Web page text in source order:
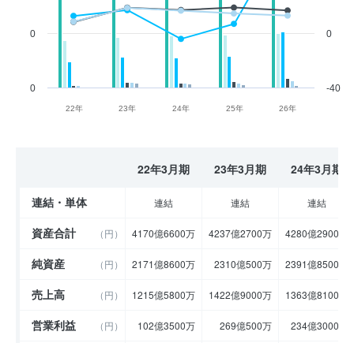
22年 23年 24年 25年 26年
0
0
-40
0
22年3月期 23年3月期 24年3月期
連結・単体 連結 連結 連結
資産合計 （円） 4170億6600万 4237億2700万 4280億2900万
純資産 （円） 2171億8600万 2310億500万 2391億8500万
売上高 （円） 1215億5800万 1422億9000万 1363億8100万
営業利益 （円） 102億3500万 269億500万 234億3000万